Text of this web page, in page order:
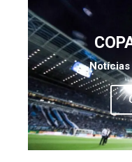
Notícias